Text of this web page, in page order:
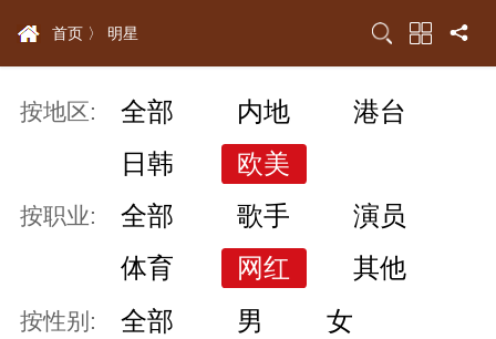
首页 〉 明星
按地区: 全部 内地
港台
日韩
欧美
按职业: 全部 歌手
演员
体育
网红 其他
按性别: 全部 男 女